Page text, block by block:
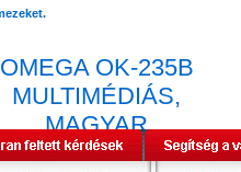
OMEGA OK-235B
MULTIMÉDIÁS,
MAGYAR